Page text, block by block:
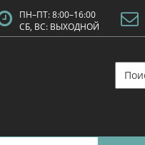
ПН–ПТ: 8:00–16:00
СБ, ВС: ВЫХОДНОЙ